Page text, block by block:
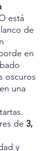
está
de
en
oscuros
una
de 3,
y